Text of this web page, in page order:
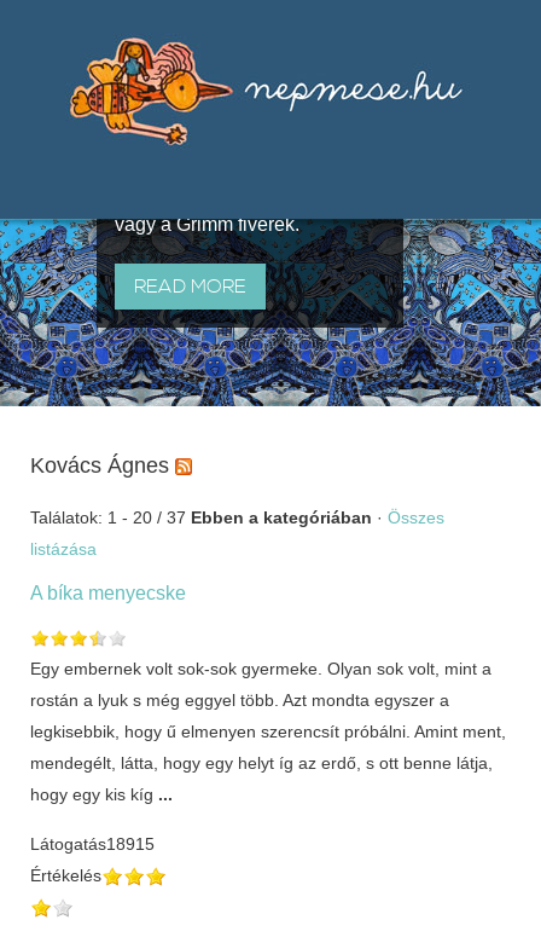
útján terjedő elbeszélésekből,
melyeket olyan ismert gyűjtők
állítottak össze, mint Benedek
vagy a Grimm fivérek.
READ MORE
Kovács Ágnes
Találatok: 1 - 20 / 37 Ebben a kategóriában · Összes
listázása
A bíka menyecske
Egy embernek volt sok-sok gyermeke. Olyan sok volt, mint a
rostán a lyuk s még eggyel több. Azt mondta egyszer a
legkisebbik, hogy ű elmenyen szerencsít próbálni. Amint ment,
mendegélt, látta, hogy egy helyt íg az erdő, s ott benne látja,
hogy egy kis kíg ...
Látogatás18915
Értékelés